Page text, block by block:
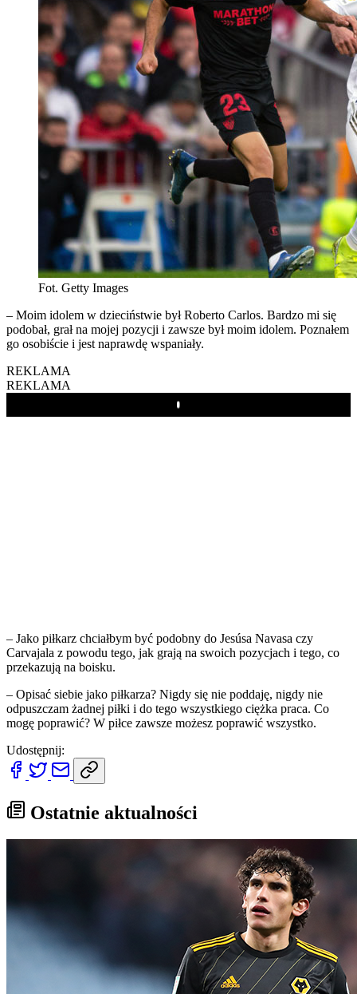
Fot. Getty Images
– Moim idolem w dzieciństwie był Roberto Carlos. Bardzo mi się
podobał, grał na mojej pozycji i zawsze był moim idolem. Poznałem
go osobiście i jest naprawdę wspaniały.
REKLAMA
REKLAMA
Play
– Jako piłkarz chciałbym być podobny do Jesúsa Navasa czy
Carvajala z powodu tego, jak grają na swoich pozycjach i tego, co
przekazują na boisku.
– Opisać siebie jako piłkarza? Nigdy się nie poddaję, nigdy nie
odpuszczam żadnej piłki i do tego wszystkiego ciężka praca. Co
mogę poprawić? W piłce zawsze możesz poprawić wszystko.
Udostępnij:
Ostatnie aktualności